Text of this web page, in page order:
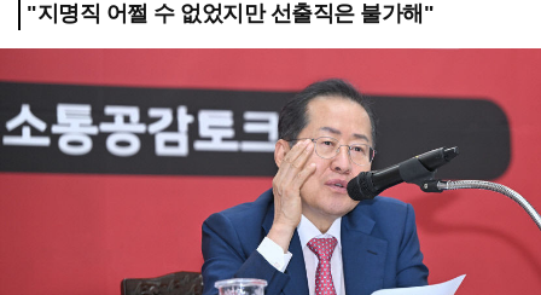
"지명직 어쩔 수 없었지만 선출직은 불가해"